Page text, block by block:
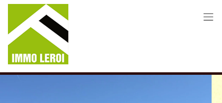
Menu overslaan en naar de inhoud gaan